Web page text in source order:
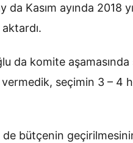
Kasım ayında 2018
da komite
seçimin 3 – 4
bütçenin